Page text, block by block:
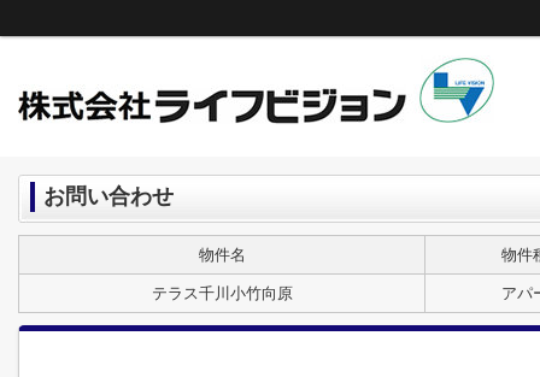
お問い合わせ
物件名 物件
テラス千川小竹向原 アパ